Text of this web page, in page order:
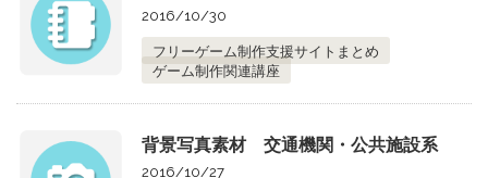
2016/10/30
フリーゲーム制作支援サイトまとめ
ゲーム制作関連講座
背景写真素材 交通機関・公共施設系
2016/10/27